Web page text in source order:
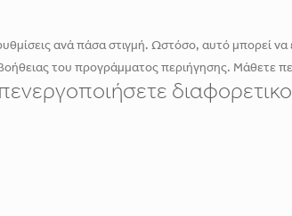
ανά πάσα στιγμή. Ωστόσο, αυτό μπορεί να
του προγράμματος περιήγησης. Μάθετε